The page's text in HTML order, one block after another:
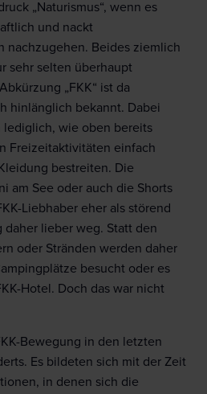
„Naturismus“, wenn es
und nackt
nachzugehen. Beides ziemlich
sehr selten überhaupt
„FKK“ ist da
hinlänglich bekannt. Dabei
wie oben bereits
Freizeitaktivitäten einfach
bestreiten. Die
am See oder auch die Shorts
Liebhaber eher als störend
daher lieber weg. Statt den
oder Stränden werden daher
besucht oder es
Hotel. Doch das war nicht
Bewegung in den letzten
Es bildeten sich mit der Zeit
in denen sich die